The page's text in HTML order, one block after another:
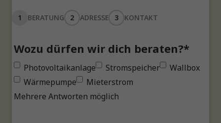
1 BERATUNG 2 ADRESSE 3 KONTAKT
Wozu dürfen wir dich beraten?*
Photovoltaikanlage Stromspeicher
Wallbox
Wärmepumpe
Mieterstrom
Mehrere Antworten möglich